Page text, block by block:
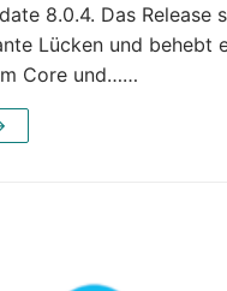
8.0.4. Das Release
Lücken und behebt
Core und……